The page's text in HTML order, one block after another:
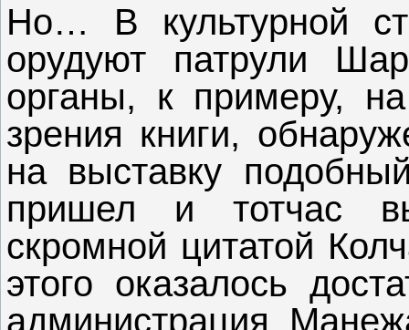
Но… В культурной
орудуют патрули
органы, к примеру,
зрения книги,
на выставку
пришел и тотчас
скромной цитатой
этого оказалось
администрация